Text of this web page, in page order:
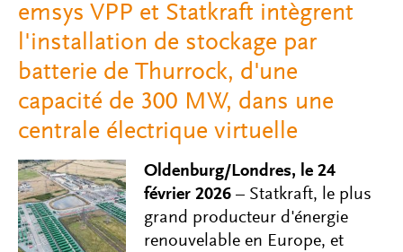
emsys VPP et Statkraft intègrent
l'installation de stockage par
batterie de Thurrock, d'une
capacité de 300 MW, dans une
centrale électrique virtuelle
Oldenburg/Londres, le 24
février 2026 – Statkraft, le plus
grand producteur d'énergie
renouvelable en Europe, et